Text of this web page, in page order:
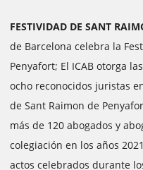
FESTIVIDAD DE SANT
de Barcelona celebra la
Penyafort; El ICAB otorga
ocho reconocidos juristas
de Sant Raimon de
más de 120 abogados y
colegiación en los años
actos celebrados durante